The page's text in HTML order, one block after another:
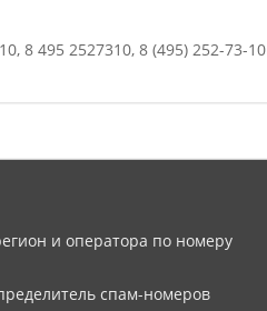
8 495 2527310, 8 (495) 252-73-10
и оператора по номеру
спам-номеров